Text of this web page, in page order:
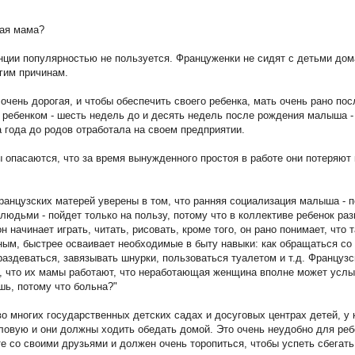
мама?
популярностью не пользуется. Француженки не сидят с детьми
причинам.
дорогая, и чтобы обеспечить своего ребенка, мать очень рано
ребенком - шесть недель до и десять недель после рождения малыша -
до родов отработала на своем предприятии.
что за время вынужденного простоя в работе они
матерей уверены в том, что ранняя социализация малыша -
- пойдет только на пользу, потому что в коллективе ребенок
играть, читать, рисовать, кроме того, он рано понимает, что
быстрее осваивает необходимые в быту навыки: как обращаться
завязывать шнурки, пользоваться туалетом и т.д.
что их мамы работают, что неработающая женщина вполне может
потому что больна?"
многих государственных детских садах и досуговых центрах детей,
и они должны ходить обедать домой. Это очень неудобно для
со своими друзьями и должен очень торопиться, чтобы успеть